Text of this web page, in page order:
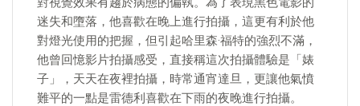
迷失和墮落，他喜歡在晚上進行拍攝，這更有利於他
對燈光使用的把握，但引起哈里森·福特的強烈不滿，
他曾回憶影片拍攝感受，直接稱這次拍攝體驗是「婊
子」，天天在夜裡拍攝，時常通宵達旦，更讓他氣憤
難平的一點是雷德利喜歡在下雨的夜晚進行拍攝。